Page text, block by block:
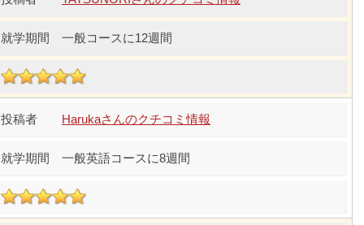
一般コースに12週間
Harukaさんのクチコミ情報
一般英語コースに8週間